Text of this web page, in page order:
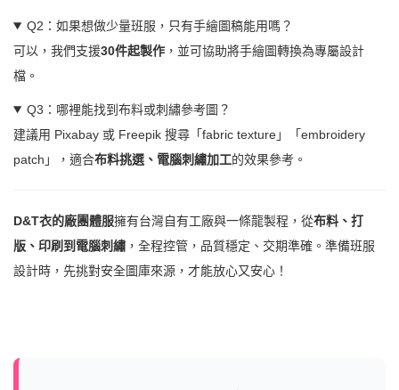
Q2：如果想做少量班服，只有手繪圖稿能用嗎？
可以，我們支援30件起製作 ，並可協助將手繪圖轉換為專屬設計
檔。
Q3：哪裡能找到布料或刺繡參考圖？
建議用 Pixabay 或 Freepik 搜尋「fabric texture」「embroidery
patch」，適合布料挑選、電腦刺繡加工的效果參考。
D&T衣的廠團體服擁有台灣自有工廠與一條龍製程，從布料、打
版、印刷到電腦刺繡 ，全程控管，品質穩定、交期準確。準備班服
設計時，先挑對安全圖庫來源，才能放心又安心！